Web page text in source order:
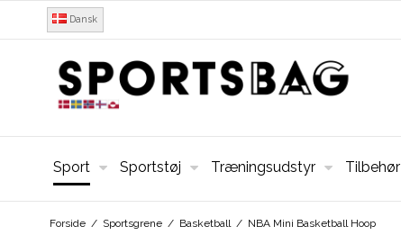
Dansk
Sport Sportstøj Træningsudstyr Tilbehør
Forside / Sportsgrene / Basketball / NBA Mini Basketball Hoop